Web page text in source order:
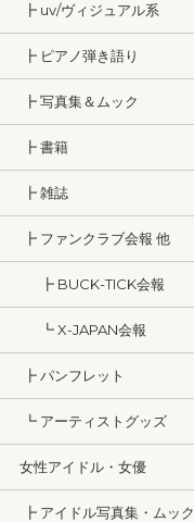
┣ uv/ヴィジュアル系
┣ ピアノ弾き語り
┣ 写真集＆ムック
┣ 書籍
┣ 雑誌
┣ ファンクラブ会報 他
┣ BUCK-TICK会報
┗ X-JAPAN会報
┣ パンフレット
┗ アーティストグッズ
女性アイドル・女優
┣ アイドル写真集・ムック